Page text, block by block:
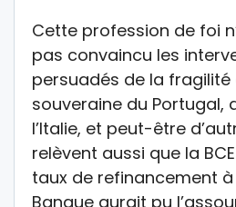
Cette profession de foi
pas convaincu les
persuadés de la
souveraine du Portugal,
l’Italie, et peut-être
relèvent aussi que la
taux de refinancement à
Banque aurait pu